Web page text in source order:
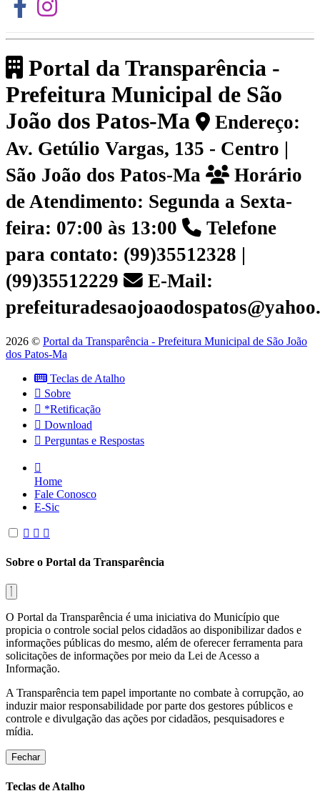
Portal da Transparência -
Prefeitura Municipal de São
João dos Patos-Ma
Endereço:
Av. Getúlio Vargas, 135 - Centro |
São João dos Patos-Ma
Horário
de Atendimento: Segunda a Sexta-
feira: 07:00 às 13:00
Telefone
para contato: (99)35512328 |
(99)35512229
E-Mail:
2026 © Portal da Transparência - Prefeitura Municipal de São João
dos Patos-Ma
Teclas de Atalho
Sobre
*Retificação
Download
Perguntas e Respostas
Home
Fale Conosco
E-Sic
Sobre o Portal da Transparência
O Portal da Transparência é uma iniciativa do Município que
propicia o controle social pelos cidadãos ao disponibilizar dados e
informações públicas do mesmo, além de oferecer ferramenta para
solicitações de informações por meio da Lei de Acesso a
Informação.
A Transparência tem papel importante no combate à corrupção, ao
induzir maior responsabilidade por parte dos gestores públicos e
controle e divulgação das ações por cidadãos, pesquisadores e
mídia.
Fechar
Teclas de Atalho